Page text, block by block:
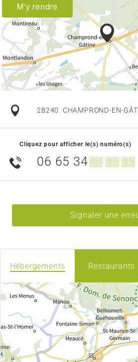
M'y rendre
28240 CHAMPROND-EN-
Cliquez pour afficher le(s) numéro(s)
06 65 34▒▒ ▒▒ ▒▒
Signaler une
Hébergements Restaurants